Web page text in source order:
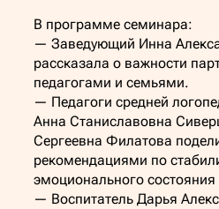
В программе семинара:
— Заведующий Инна
рассказала о важности
педагогами и семьями.
— Педагоги средней
Анна Станиславовна
Сергеевна Филатова
рекомендациями по
эмоционального
— Воспитатель Дарья